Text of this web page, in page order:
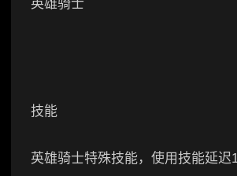
英雄骑士
技能
英雄骑士特殊技能，使用技能延迟